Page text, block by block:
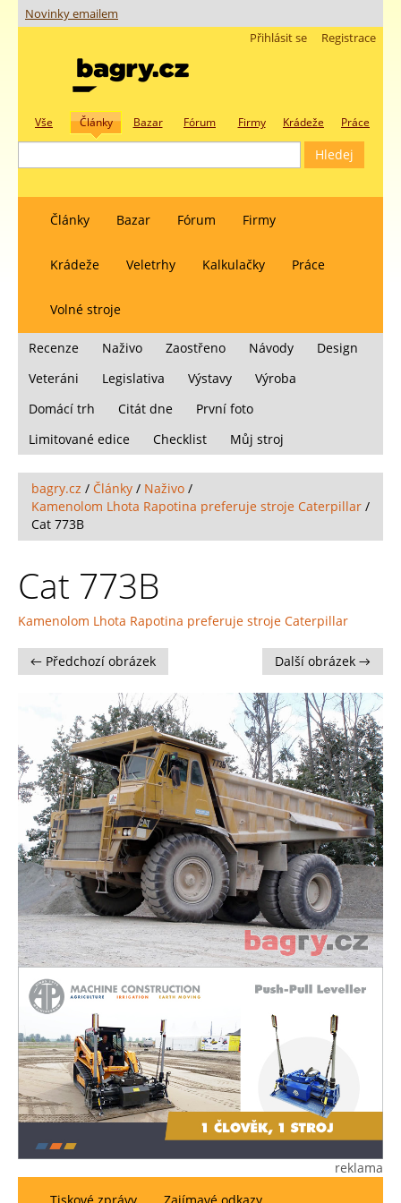
Novinky emailem
Registrace
Přihlásit se
Vše Články Bazar Fórum Firmy Krádeže Práce
Články Bazar Fórum Firmy
Krádeže Veletrhy Kalkulačky Práce
Volné stroje
Recenze Naživo Zaostřeno Návody
Design
Veteráni
Legislativa Výstavy
Výroba
Domácí trh
Citát dne
První foto
Limitované edice
Checklist Můj stroj
bagry.cz / Články / Naživo /
Kamenolom Lhota Rapotina preferuje stroje Caterpillar /
Cat 773B
Cat 773B
Kamenolom Lhota Rapotina preferuje stroje Caterpillar
← Předchozí obrázek Další obrázek →
reklama